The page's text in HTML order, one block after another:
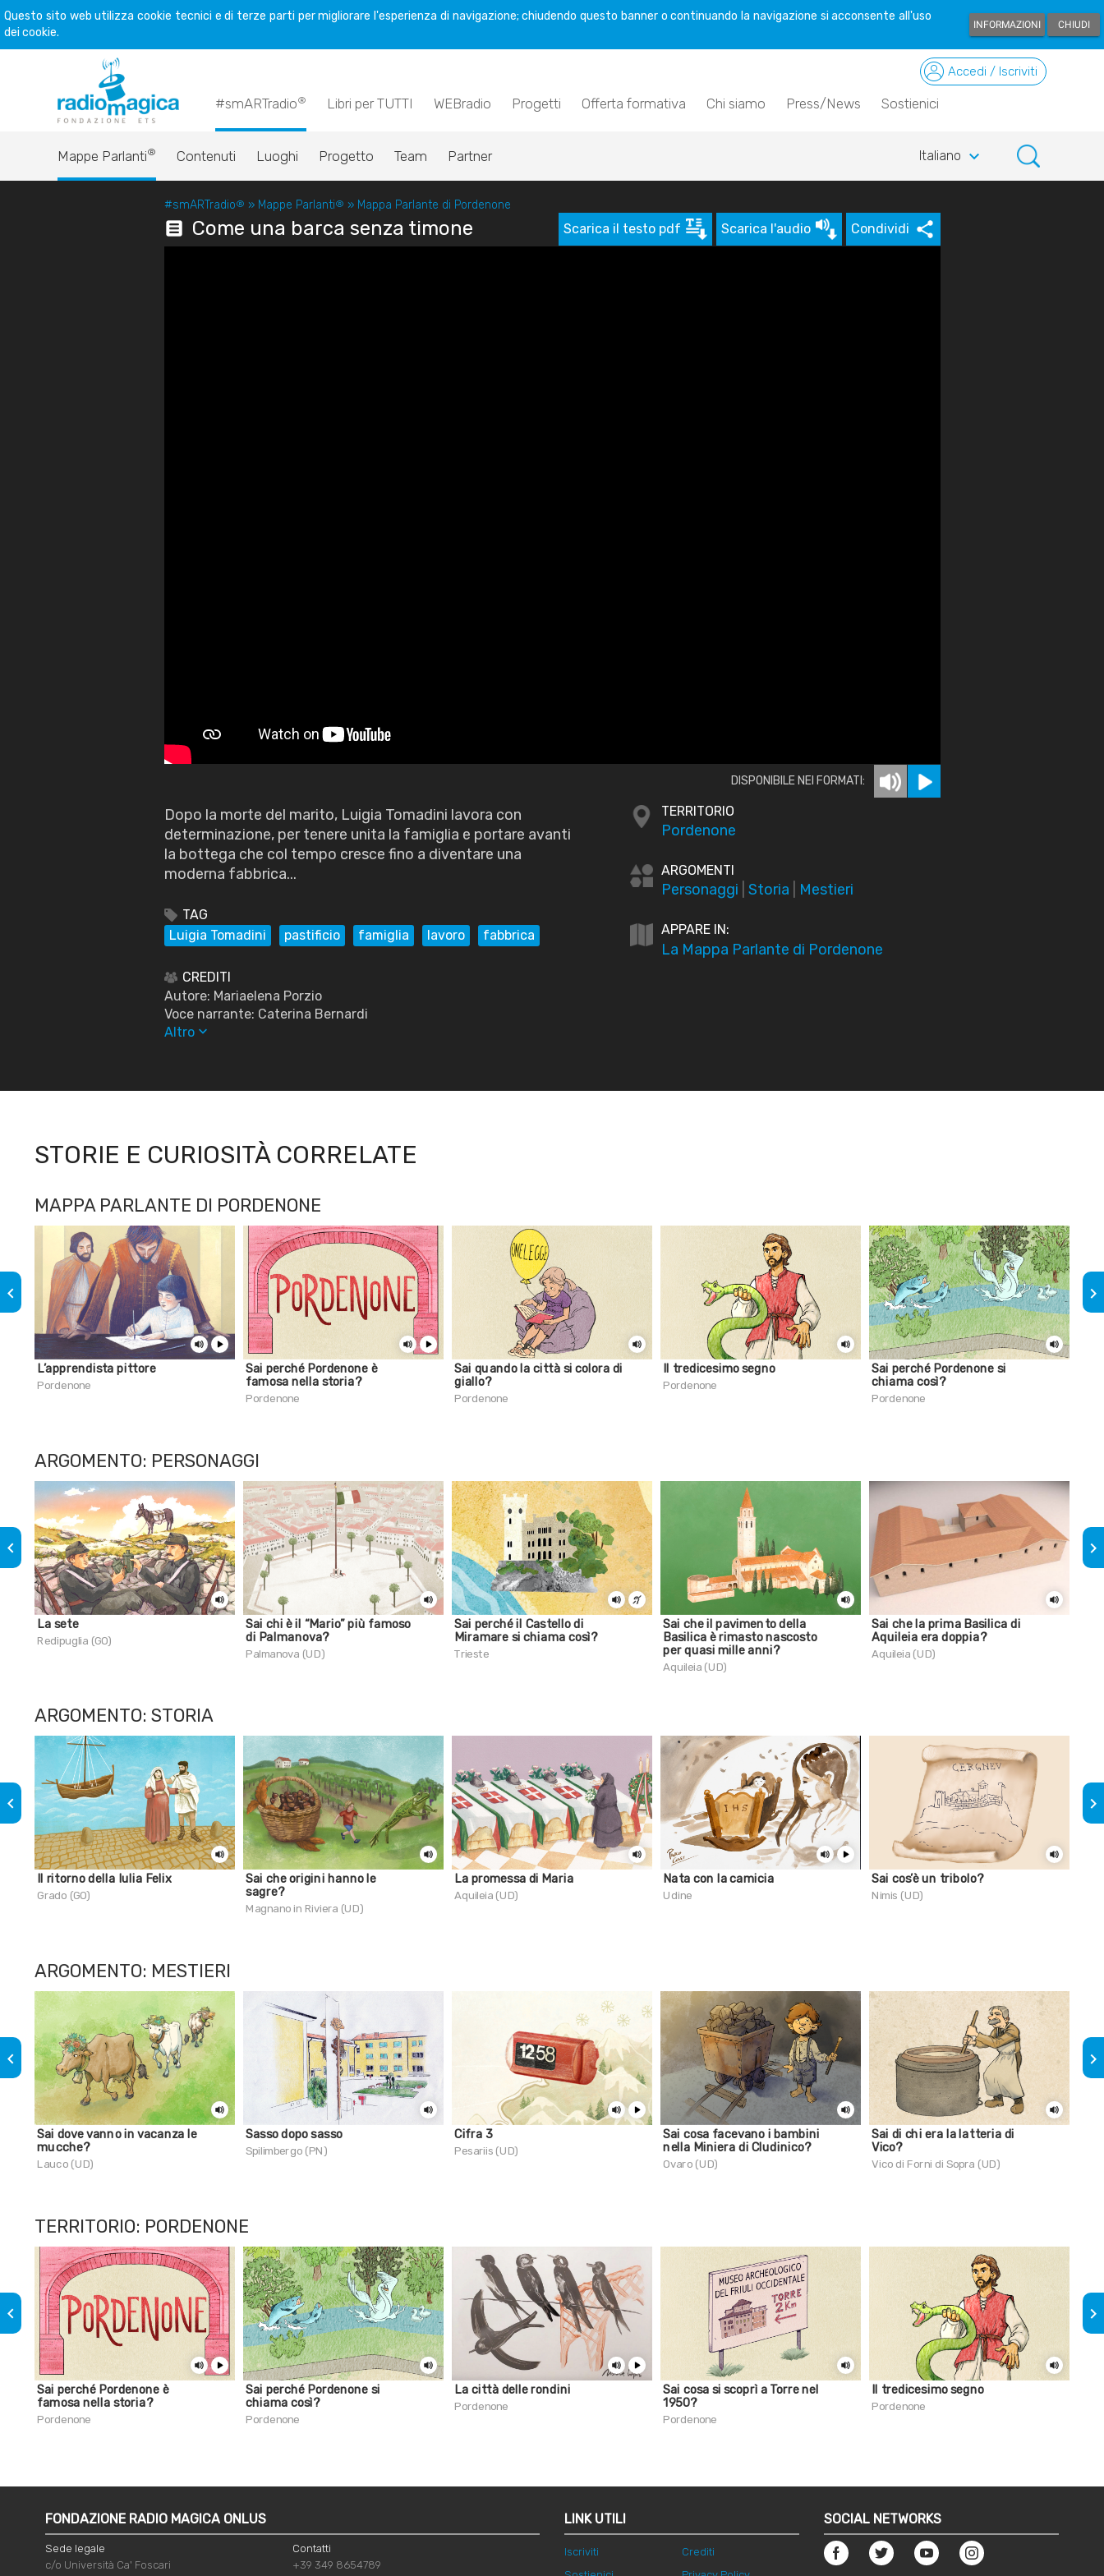
Questo sito web utilizza cookie tecnici e di terze parti per migliorare l'esperienza di navigazione; chiudendo questo banner o continuando la navigazione si acconsente all'uso
dei cookie.
INFORMAZIONI CHIUDI
#smARTradio® Libri per TUTTI WEBradio Progetti Offerta formativa Chi siamo Press/News Sostienici
Accedi / Iscriviti
Mappe Parlanti® Contenuti Luoghi Progetto Team Partner Italiano keyboard_arrow_down
#smARTradio® » Mappe Parlanti® » Mappa Parlante di Pordenone
Come una barca senza timone
DISPONIBILE NEI FORMATI:
Scarica il testo pdf Scarica l'audio Condividi
Dopo la morte del marito, Luigia Tomadini lavora con
determinazione, per tenere unita la famiglia e portare avanti
la bottega che col tempo cresce fino a diventare una
moderna fabbrica...
TAG
Luigia Tomadini
pastificio famiglia lavoro fabbrica
CREDITI
Autore: Mariaelena Porzio
Voce narrante: Caterina Bernardi
Altrokeyboard_arrow_down
TERRITORIO
Pordenone
ARGOMENTI
Personaggi Storia Mestieri
APPARE IN:
La Mappa Parlante di Pordenone
STORIE E CURIOSITÀ CORRELATE
MAPPA PARLANTE DI PORDENONE
L’apprendista pittore
Pordenone
Sai perché Pordenone è
famosa nella storia?
Pordenone
Sai quando la città si colora di
giallo?
Pordenone
Il tredicesimo segno
Pordenone
Sai perché Pordenone si
chiama così?
Pordenone
keyboard_arrow_left keyboard_arrow_right
ARGOMENTO: PERSONAGGI
La sete
Redipuglia (GO)
Sai chi è il “Mario” più famoso
di Palmanova?
Palmanova (UD)
Sai perché il Castello di
Miramare si chiama così?
Trieste
Sai che il pavimento della
Basilica è rimasto nascosto
per quasi mille anni?
Aquileia (UD)
Sai che la prima Basilica di
Aquileia era doppia?
Aquileia (UD)
keyboard_arrow_left keyboard_arrow_right
ARGOMENTO: STORIA
Il ritorno della Iulia Felix
Grado (GO)
Sai che origini hanno le
sagre?
Magnano in Riviera (UD)
La promessa di Maria
Aquileia (UD)
Nata con la camicia
Udine
Sai cos’è un tribolo?
Nimis (UD)
keyboard_arrow_left keyboard_arrow_right
ARGOMENTO: MESTIERI
Sai dove vanno in vacanza le
mucche?
Lauco (UD)
Sasso dopo sasso
Spilimbergo (PN)
Cifra 3
Pesariis (UD)
Sai cosa facevano i bambini
nella Miniera di Cludinico?
Ovaro (UD)
Sai di chi era la latteria di
Vico?
Vico di Forni di Sopra (UD)
keyboard_arrow_left keyboard_arrow_right
TERRITORIO: PORDENONE
Sai perché Pordenone è
famosa nella storia?
Pordenone
Sai perché Pordenone si
chiama così?
Pordenone
La città delle rondini
Pordenone
Sai cosa si scoprì a Torre nel
1950?
Pordenone
Il tredicesimo segno
Pordenone
keyboard_arrow_left keyboard_arrow_right
FONDAZIONE RADIO MAGICA ONLUS
Sede legale
c/o Università Ca' Foscari
Contatti
+39 349 8654789
LINK UTILI
Iscriviti
Crediti
SOCIAL NETWORKS